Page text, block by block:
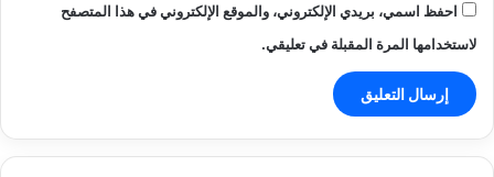
احفظ اسمي، بريدي الإلكتروني، والموقع الإلكتروني في هذا المتصفح
لاستخدامها المرة المقبلة في تعليقي.